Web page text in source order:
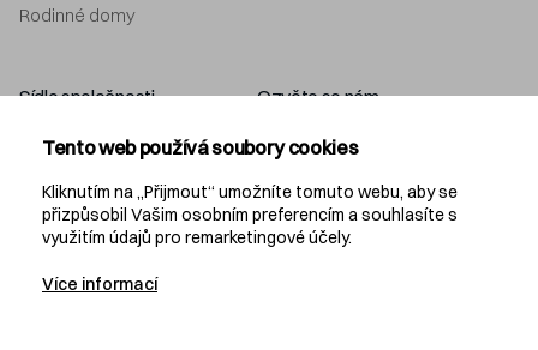
Rodinné domy
Sídlo společnosti
Navláčil stavební firma, s.r.o.
Bartošova 5532
760 01 Zlín
Ozvěte se nám
+420 577 212 049
info@navlacil.cz
Tento web používá soubory cookies
Kliknutím na „Přijmout“ umožníte tomuto webu, aby se
přizpůsobil Vašim osobním preferencím a souhlasíte s
využitím údajů pro remarketingové účely.
Více informací